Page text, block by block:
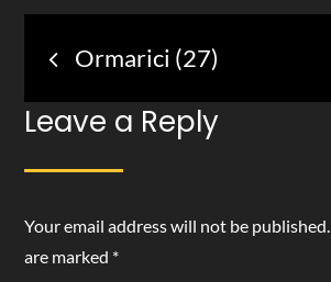
Post
navigation
Ormarici (27)
Leave a Reply
Your email address will not be published.
are marked *